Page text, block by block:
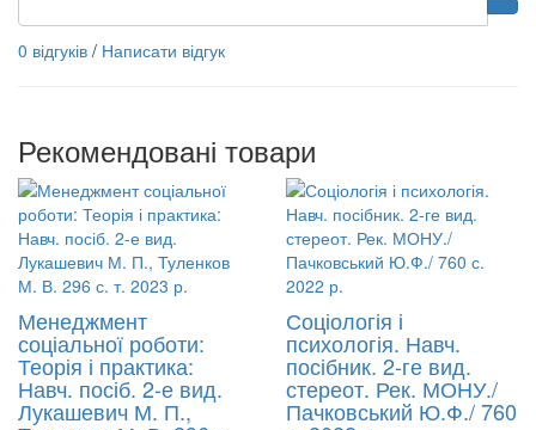
0 відгуків / Написати відгук
Рекомендовані товари
Менеджмент
соціальної роботи:
Теорія і практика:
Навч. посіб. 2-е вид.
Лукашевич М. П.,
Соціологія і
психологія. Навч.
посібник. 2-ге вид.
стереот. Рек. МОНУ./
Пачковський Ю.Ф./ 760